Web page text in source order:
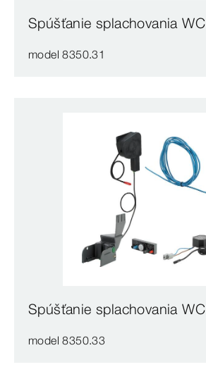
Spúšťanie splachovania WC
model 8350.31
Spúšťanie splachovania WC
model 8350.33